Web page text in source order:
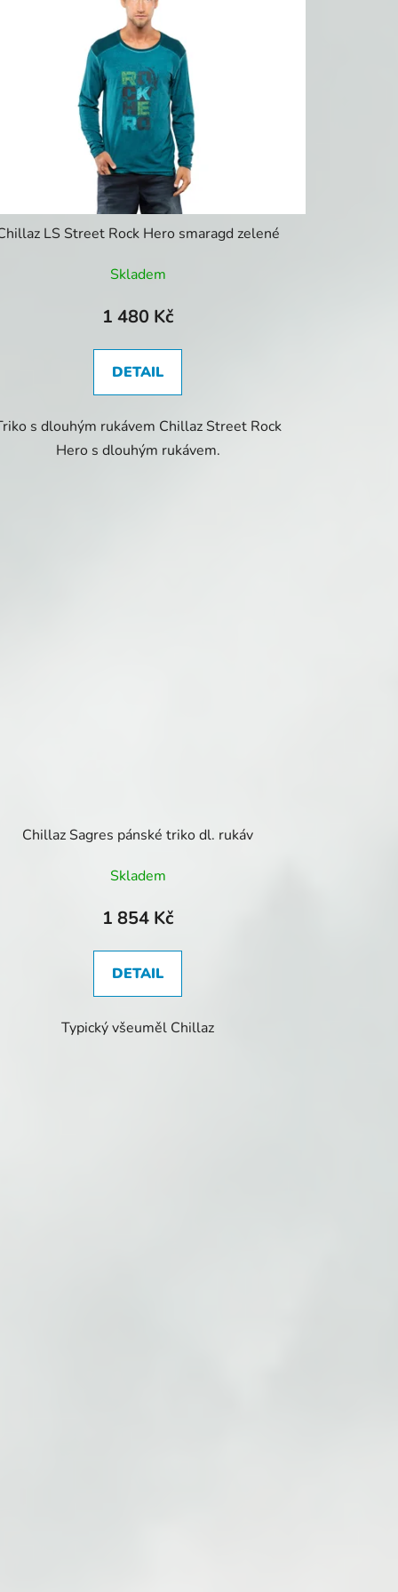
LS Street Rock Hero smaragd zelené
Skladem
1 480 Kč
DETAIL
s dlouhým rukávem Chillaz Street Rock
Hero s dlouhým rukávem.
Chillaz Sagres pánské triko dl. rukáv
Skladem
1 854 Kč
DETAIL
Typický všeuměl Chillaz